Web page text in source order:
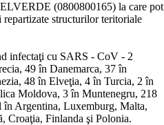
(0800800165) la care pot
repartizate structurilor teritoriale
infectaţi cu SARS - CoV - 2
49 în Danemarca, 37 în
48 în Elveţia, 4 în Turcia, 2 în
Moldova, 3 în Muntenegru, 218
în Argentina, Luxemburg, Malta,
Croaţia, Finlanda şi Polonia.